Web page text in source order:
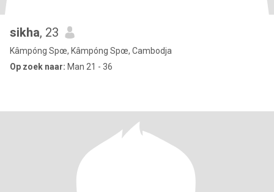
sikha, 23
Kâmpóng Spœ, Kâmpóng Spœ, Cambodja
Op zoek naar: Man 21 - 36